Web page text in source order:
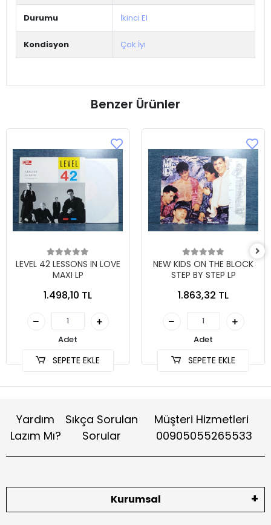
Durumu İkinci El
Kondisyon Çok İyi
Benzer Ürünler
LEVEL 42 LESSONS IN LOVE
MAXI LP
1.498,10 TL
Adet
SEPETE EKLE
NEW KIDS ON THE BLOCK
STEP BY STEP LP
1.863,32 TL
Adet
SEPETE EKLE
Yardım
Lazım Mı?
Sıkça Sorulan
Sorular
Müşteri Hizmetleri
00905055265533
Kurumsal